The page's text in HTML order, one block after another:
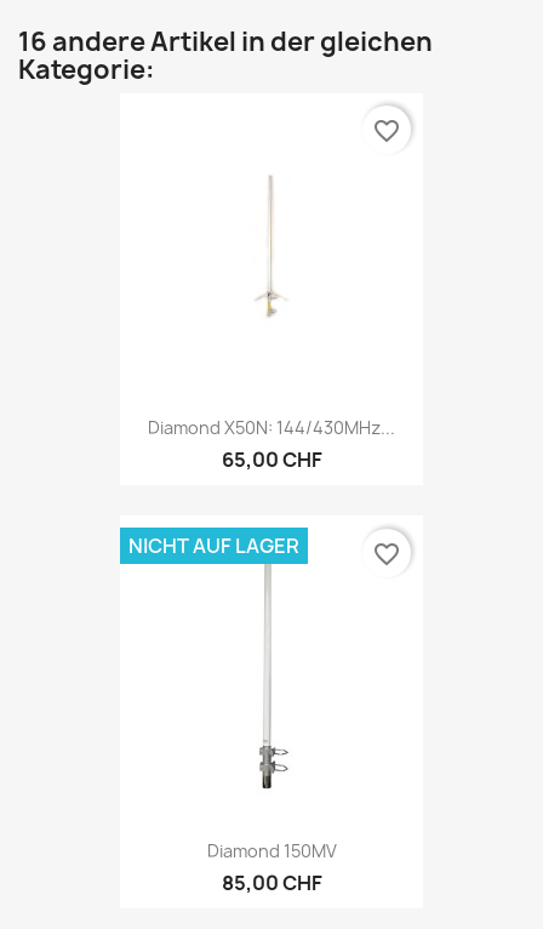
16 andere Artikel in der gleichen
Kategorie:
Diamond X50N: 144/430MHz...
65,00 CHF
favorite_border
Diamond 150MV
85,00 CHF
NICHT AUF LAGER favorite_border